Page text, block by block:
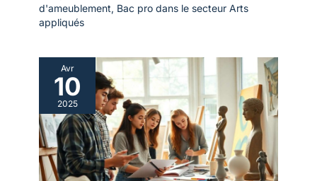
d'ameublement, Bac pro dans le secteur Arts
appliqués
Avr
10
2025